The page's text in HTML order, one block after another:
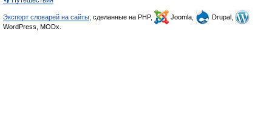
Экспорт словарей на сайты , сделанные на PHP, Joomla,
Drupal,
WordPress, MODx.